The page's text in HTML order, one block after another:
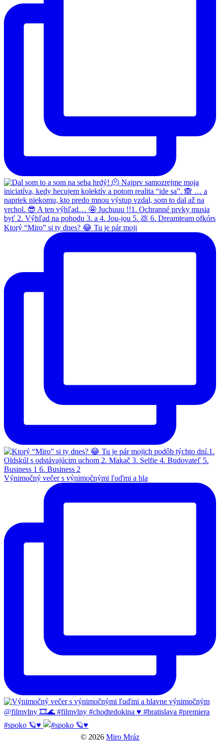
Ktorý “Miro” si ty dnes? 😂 Tu je pár moji
Výnimočný večer s výnimočnými ľuďmi a hla
#spoko 🪐♥️
© 2026 Miro Mráz